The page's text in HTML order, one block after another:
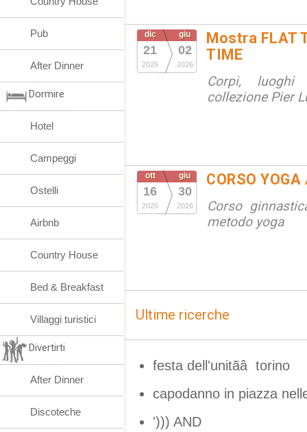
dic
21
2025
giu
02
2026
Mostra FLAT
TIME
Corpi,
collezione Pier
ott
16
2025
giu
30
2026
CORSO
Corso
metodo yoga
Ultime ricerche
festa dell'unitãâ torino
capodanno in piazza
'))) AND
Pub
After Dinner
Dormire
Hotel
Campeggi
Ostelli
Airbnb
Country House
Bed & Breakfast
Villaggi turistici
Divertirti
After Dinner
Discoteche